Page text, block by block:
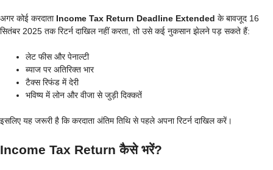
अगर कोई करदाता Income Tax Return Deadline Extended के बावजूद 16
सितंबर 2025 तक रिटर्न दाखिल नहीं करता, तो उसे कई नुकसान झेलने पड़ सकते हैं:
लेट फीस और पेनाल्टी
ब्याज पर अतिरिक्त भार
टैक्स रिफंड में देरी
भविष्य में लोन और वीजा से जुड़ी दिक्कतें
इसलिए यह जरूरी है कि करदाता अंतिम तिथि से पहले अपना रिटर्न दाखिल करें।
Income Tax Return कैसे भरें?